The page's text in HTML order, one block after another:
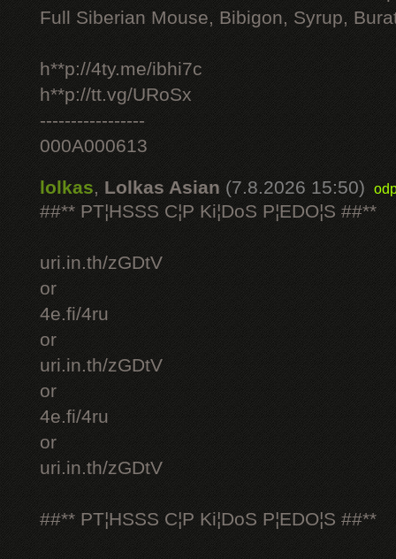
Full Siberian Mouse, Bibigon, Syrup,
h**p://4ty.me/ibhi7c
h**p://tt.vg/URoSx
-----------------
000A000613
lolkas, Lolkas Asian (7.8.2026 15:50)
##** PT¦HSSS C¦P Ki¦DoS P¦EDO¦S ##**
uri.in.th/zGDtV
or
4e.fi/4ru
or
uri.in.th/zGDtV
or
4e.fi/4ru
or
uri.in.th/zGDtV
##** PT¦HSSS C¦P Ki¦DoS P¦EDO¦S ##**